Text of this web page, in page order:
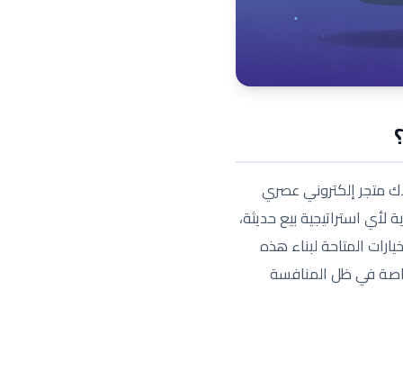
متجر إلكتروني عصري
استراتيجية بيع حديثة،
المتاحة لبناء هذه
في ظل المنافسة